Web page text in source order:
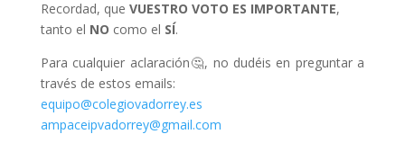
Recordad, que VUESTRO VOTO ES IMPORTANTE,
tanto el NO como el SÍ.
Para cualquier aclaración🤔, no dudéis en preguntar a
través de estos emails:
equipo@colegiovadorrey.es
ampaceipvadorrey@gmail.com